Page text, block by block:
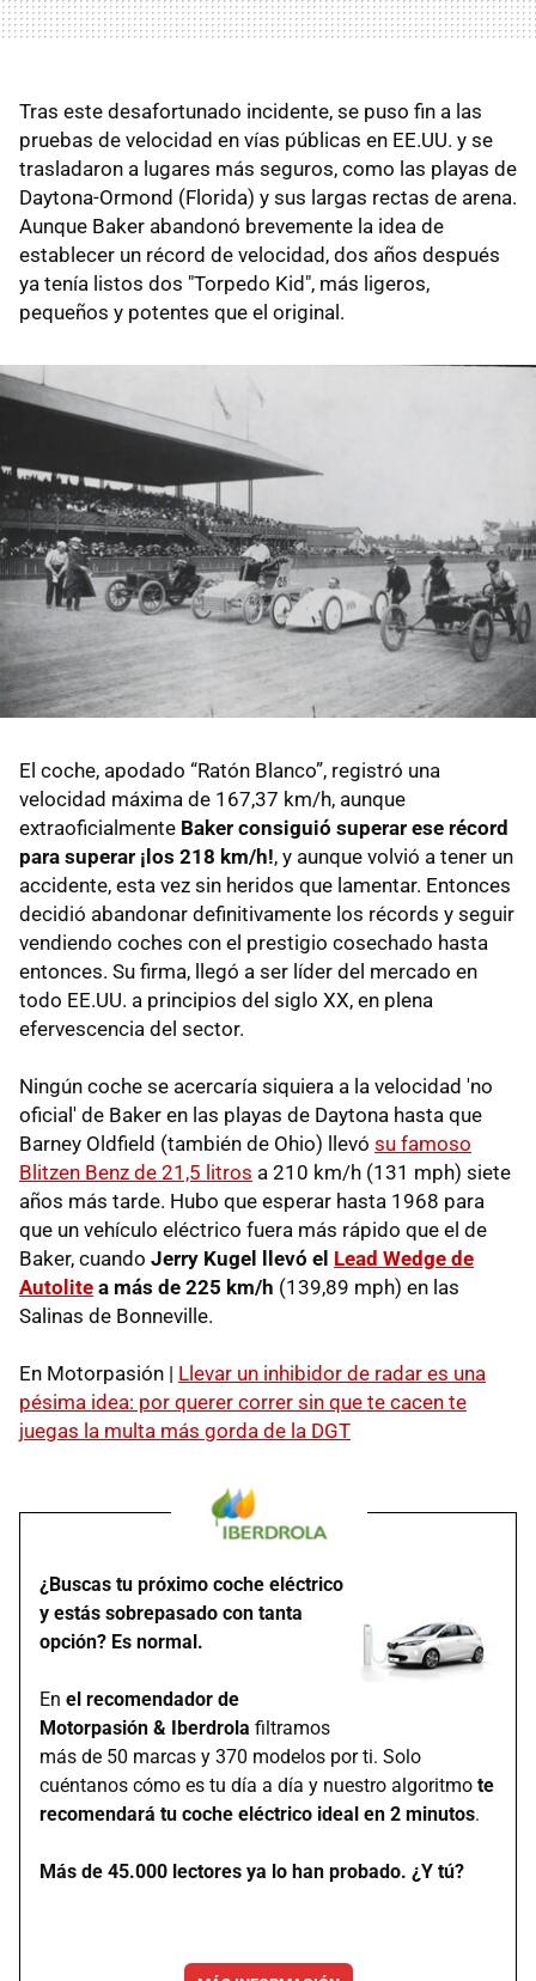
Tras este desafortunado incidente, se puso fin a las
pruebas de velocidad en vías públicas en EE.UU. y se
trasladaron a lugares más seguros, como las playas de
Daytona-Ormond (Florida) y sus largas rectas de arena.
Aunque Baker abandonó brevemente la idea de
establecer un récord de velocidad, dos años después
ya tenía listos dos "Torpedo Kid", más ligeros,
pequeños y potentes que el original.
El coche, apodado “Ratón Blanco”, registró una
velocidad máxima de 167,37 km/h, aunque
extraoficialmente Baker consiguió superar ese récord
para superar ¡los 218 km/h!, y aunque volvió a tener un
accidente, esta vez sin heridos que lamentar. Entonces
decidió abandonar definitivamente los récords y seguir
vendiendo coches con el prestigio cosechado hasta
entonces. Su firma, llegó a ser líder del mercado en
todo EE.UU. a principios del siglo XX, en plena
efervescencia del sector.
Ningún coche se acercaría siquiera a la velocidad 'no
oficial' de Baker en las playas de Daytona hasta que
Barney Oldfield (también de Ohio) llevó su famoso
Blitzen Benz de 21,5 litros a 210 km/h (131 mph) siete
años más tarde. Hubo que esperar hasta 1968 para
que un vehículo eléctrico fuera más rápido que el de
Baker, cuando Jerry Kugel llevó el Lead Wedge de
Autolite a más de 225 km/h (139,89 mph) en las
Salinas de Bonneville.
En Motorpasión | Llevar un inhibidor de radar es una
pésima idea: por querer correr sin que te cacen te
juegas la multa más gorda de la DGT
¿Buscas tu próximo coche eléctrico
y estás sobrepasado con tanta
opción? Es normal.
En el recomendador de
Motorpasión & Iberdrola filtramos
más de 50 marcas y 370 modelos por ti. Solo
cuéntanos cómo es tu día a día y nuestro algoritmo te
recomendará tu coche eléctrico ideal en 2 minutos.
Más de 45.000 lectores ya lo han probado. ¿Y tú?